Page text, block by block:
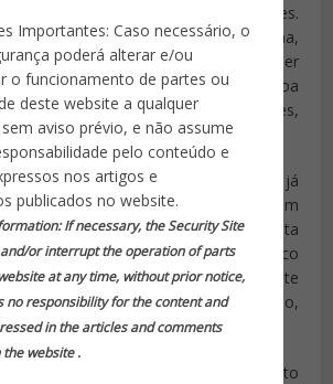
Importantes: Caso necessário, o
poderá alterar e/ou
o funcionamento de partes ou
deste website a qualquer
aviso prévio, e não assume
pelo conteúdo e
nos artigos e
publicados no website.
If necessary, the Security Site
or interrupt the operation of parts
at any time, without prior notice,
no responsibility for the content and
in the articles and comments
website .
poderia segui-las através das paredes.
saúde e bem-estar, com este sistema,
linha de emergência, poderiam ser
de socorro quando uma pessoa
inconsciente, alertando os familiares,
mas os investigadores já
em funcionamento, criaram
spinoffe lançaram um produto. Esta
o seu sistema altamente tecnológico
em agosto passado ao presidente
durante o Dia da Demonstração,
acolhido na Casa Branca.
estão preocupados com o fato